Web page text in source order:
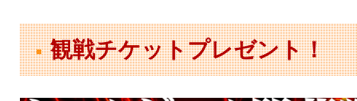
観戦チケットプレゼント！